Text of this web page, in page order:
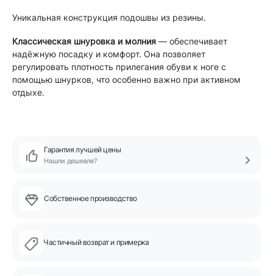
Уникальная конструкция подошвы из резины.
Классическая шнуровка и молния — обеспечивает
надёжную посадку и комфорт. Она позволяет
регулировать плотность прилегания обуви к ноге с
помощью шнурков, что особенно важно при активном
отдыхе.
Гарантия лучшей цены
Нашли дешевле?
Собственное производство
Частичный возврат и примерка